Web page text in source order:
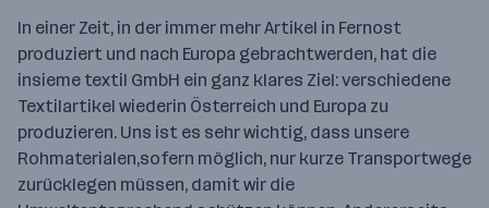
In einer Zeit, in der immer mehr Artikel in Fernost
produziert und nach Europa gebrachtwerden, hat die
insieme textil GmbH ein ganz klares Ziel: verschiedene
Textilartikel wiederin Österreich und Europa zu
produzieren. Uns ist es sehr wichtig, dass unsere
Rohmaterialen,sofern möglich, nur kurze Transportwege
zurücklegen müssen, damit wir die